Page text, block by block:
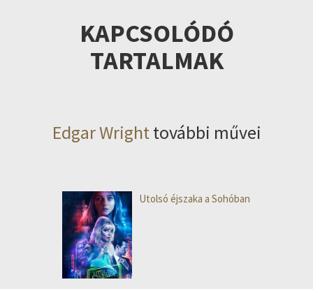
KAPCSOLÓDÓ
TARTALMAK
Edgar Wright további művei
Utolsó éjszaka a Sohóban